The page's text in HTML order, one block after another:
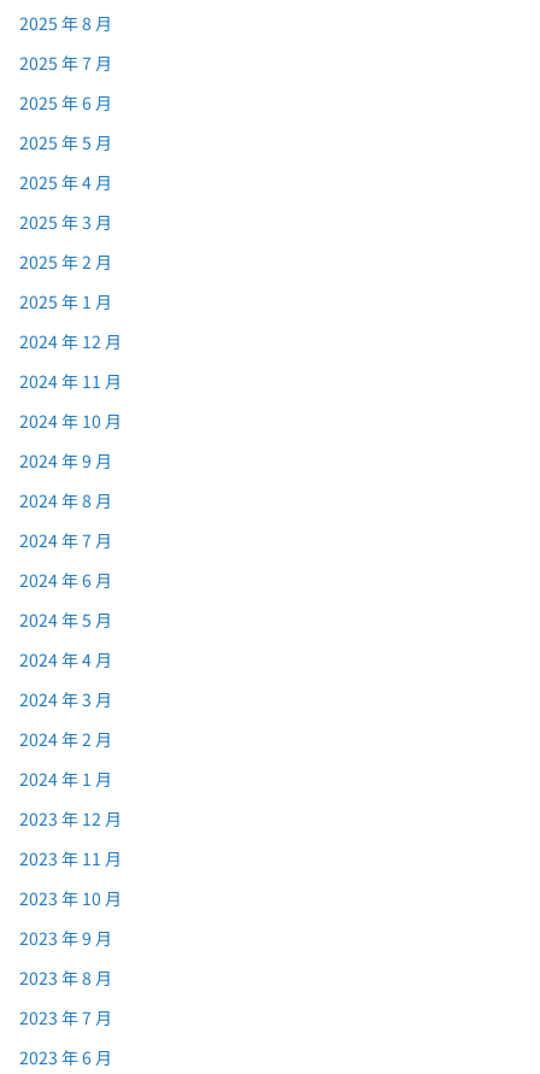
2025 年 8 月
2025 年 7 月
2025 年 6 月
2025 年 5 月
2025 年 4 月
2025 年 3 月
2025 年 2 月
2025 年 1 月
2024 年 12 月
2024 年 11 月
2024 年 10 月
2024 年 9 月
2024 年 8 月
2024 年 7 月
2024 年 6 月
2024 年 5 月
2024 年 4 月
2024 年 3 月
2024 年 2 月
2024 年 1 月
2023 年 12 月
2023 年 11 月
2023 年 10 月
2023 年 9 月
2023 年 8 月
2023 年 7 月
2023 年 6 月